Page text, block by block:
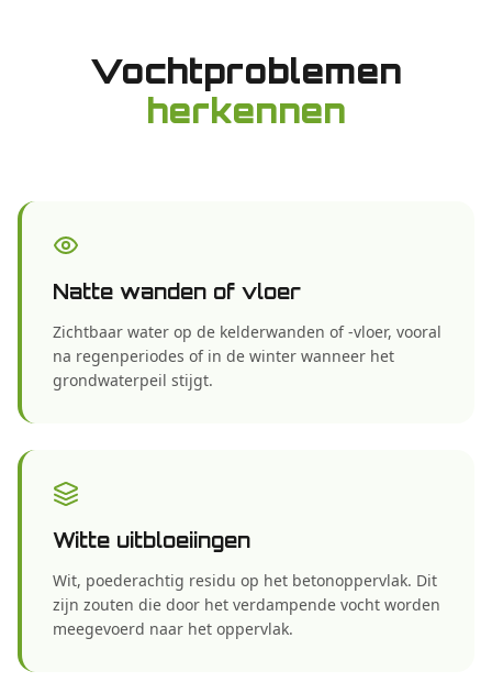
Vochtproblemen
herkennen
Natte wanden of vloer
Zichtbaar water op de kelderwanden of -vloer, vooral
na regenperiodes of in de winter wanneer het
grondwaterpeil stijgt.
Witte uitbloeiingen
Wit, poederachtig residu op het betonoppervlak. Dit
zijn zouten die door het verdampende vocht worden
meegevoerd naar het oppervlak.